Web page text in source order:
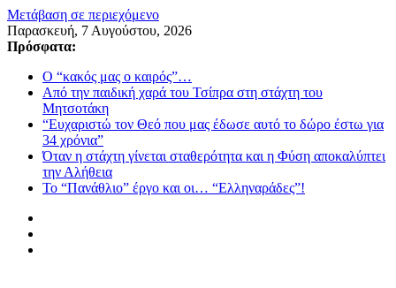
Μετάβαση σε περιεχόμενο
Παρασκευή, 7 Αυγούστου, 2026
Πρόσφατα:
Ο “κακός μας ο καιρός”…
Από την παιδική χαρά του Τσίπρα στη στάχτη του
Μητσοτάκη
“Ευχαριστώ τον Θεό που μας έδωσε αυτό το δώρο έστω για
34 χρόνια”
Όταν η στάχτη γίνεται σταθερότητα και η Φύση αποκαλύπτει
την Αλήθεια
Το “Πανάθλιο” έργο και οι… “Ελληναράδες”!